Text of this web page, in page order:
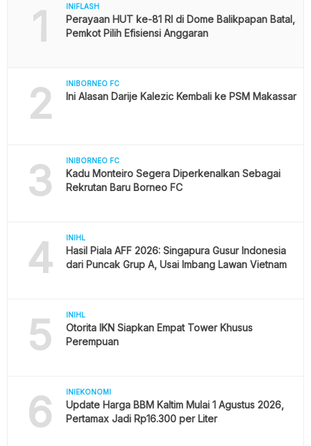
1 INIFLASH
Perayaan HUT ke-81 RI di Dome Balikpapan Batal,
Pemkot Pilih Efisiensi Anggaran
2 INIBORNEO FC
Ini Alasan Darije Kalezic Kembali ke PSM Makassar
3 INIBORNEO FC
Kadu Monteiro Segera Diperkenalkan Sebagai
Rekrutan Baru Borneo FC
4 INIHL
Hasil Piala AFF 2026: Singapura Gusur Indonesia
dari Puncak Grup A, Usai Imbang Lawan Vietnam
5 INIHL
Otorita IKN Siapkan Empat Tower Khusus
Perempuan
6 INIEKONOMI
Update Harga BBM Kaltim Mulai 1 Agustus 2026,
Pertamax Jadi Rp16.300 per Liter